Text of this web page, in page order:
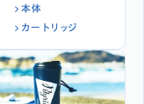
本体
カートリッジ